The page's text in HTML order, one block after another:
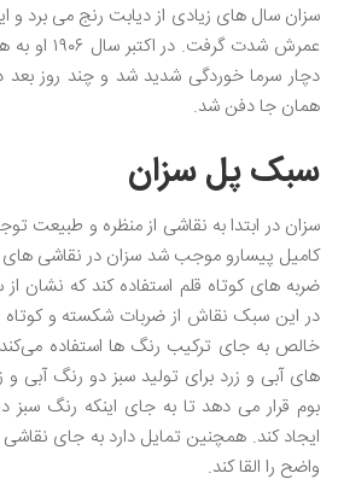
سزان سال ‌های زیادی از دیابت رنج می ‌برد و
عمرش شدت
دچار سرما خوردگی شدید شد و چند روز
همان ‌جا دفن شد.
سبک پل سزان
سزان در ابتدا به نقاشی از منظره و طبیعت
کامیل پیسارو موجب شد سزان در نقاشی
ضربه های کوتاه قلم استفاده کند که نشان
در این سبک نقاش از ضربات شکسته و
خالص به جای ترکیب‌ رنگ‌ ها استفاده
های آبی و زرد برای تولید سبز دو رنگ آبی
بوم قرار می ‌دهد تا به جای اینکه رنگ
ایجاد کند. همچنین تمایل دارد به جای
واضح را القا کند.